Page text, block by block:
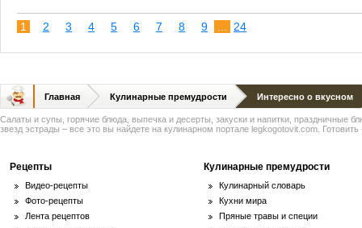
1 2 3 4 5 6 7 8 9 24
Главная Кулинарные премудрости Интересно о вкусном
Салаты и супы, горячие блюда, выпечка и десерты, закуски и напитки, праздничные
звезд эстрады – все это вы найдете на кулинарном портале legkogotovit.com. Готовить
Рецепты
Видео-рецепты
Фото-рецепты
Лента рецептов
Кулинарные премудрости
Кулинарный словарь
Кухни мира
Пряные травы и специи